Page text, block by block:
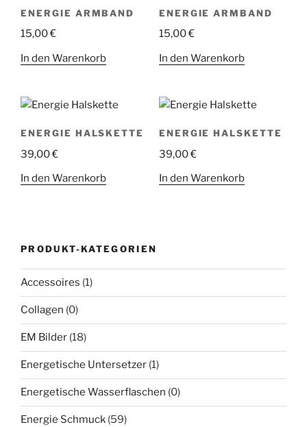
ENERGIE ARMBAND
15,00€
In den Warenkorb
ENERGIE ARMBAND
15,00€
In den Warenkorb
ENERGIE HALSKETTE
39,00€
In den Warenkorb
ENERGIE HALSKETTE
39,00€
In den Warenkorb
PRODUKT-KATEGORIEN
Accessoires (1)
Collagen (0)
EM Bilder (18)
Energetische Untersetzer (1)
Energetische Wasserflaschen (0)
Energie Schmuck (59)